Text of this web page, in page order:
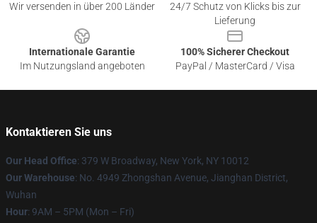
Wir versenden in über 200 Länder
24/7 Schutz von Klicks bis zur
Lieferung
Internationale Garantie
Im Nutzungsland angeboten
100% Sicherer Checkout
PayPal / MasterCard / Visa
Kontaktieren Sie uns
Our Head Office: 379 W Broadway, New York, NY 10012
Our Warehouse: No. 4949 Zhongshan Avenue, Jianghan District,
Wuhan
Hour: 9AM – 5PM (Mon – Fri)